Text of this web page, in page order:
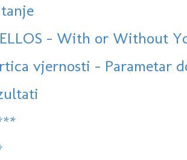
- With or Without
vjernosti - Parametar